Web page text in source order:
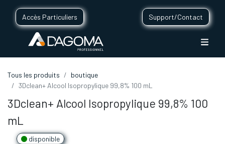
Accès Particuliers Support/Contact
Tous les produits
boutique
3Dclean+ Alcool Isopropylique 99,8% 100 mL
3Dclean+ Alcool Isopropylique 99,8% 100
mL
disponible